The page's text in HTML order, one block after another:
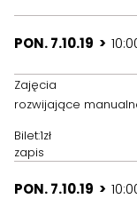
PON. 7.10.19 >
Zajęcia
rozwijające
Bilet:1zł
zapis
PON. 7.10.19 >